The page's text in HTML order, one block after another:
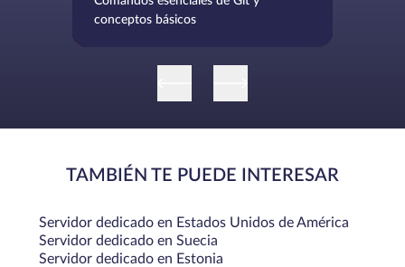
conceptos básicos
TAMBIÉN TE PUEDE INTERESAR
Servidor dedicado en Estados Unidos de América
Servidor dedicado en Suecia
Servidor dedicado en Estonia